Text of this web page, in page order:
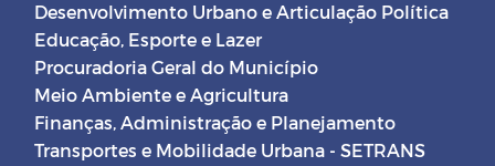
Desenvolvimento Urbano e Articulação Política
Educação, Esporte e Lazer
Procuradoria Geral do Município
Meio Ambiente e Agricultura
Finanças, Administração e Planejamento
Transportes e Mobilidade Urbana - SETRANS